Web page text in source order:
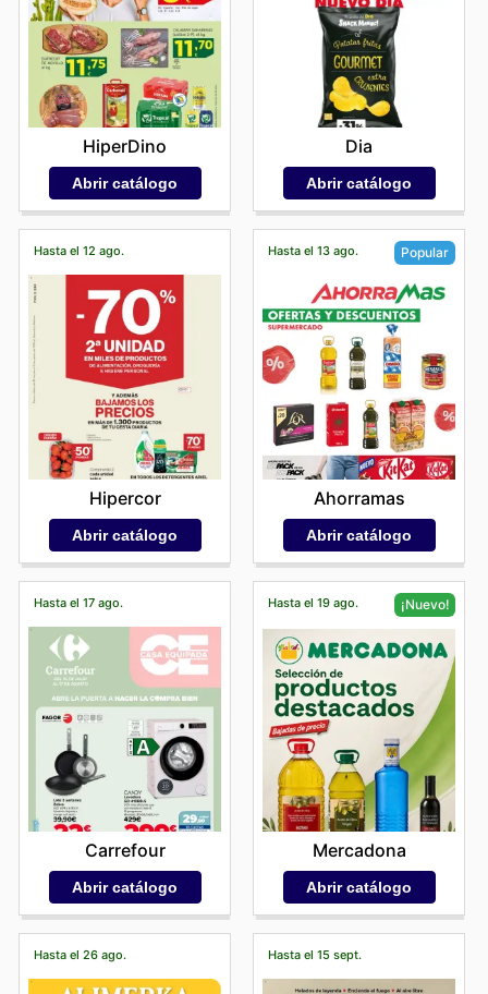
HiperDino
Abrir catálogo
Dia
Abrir catálogo
Hasta el 12 ago.
Hipercor
Abrir catálogo
Hasta el 13 ago. Popular
Ahorramas
Abrir catálogo
Hasta el 17 ago.
Carrefour
Abrir catálogo
Hasta el 19 ago. ¡Nuevo!
Mercadona
Abrir catálogo
Hasta el 26 ago. Hasta el 15 sept.